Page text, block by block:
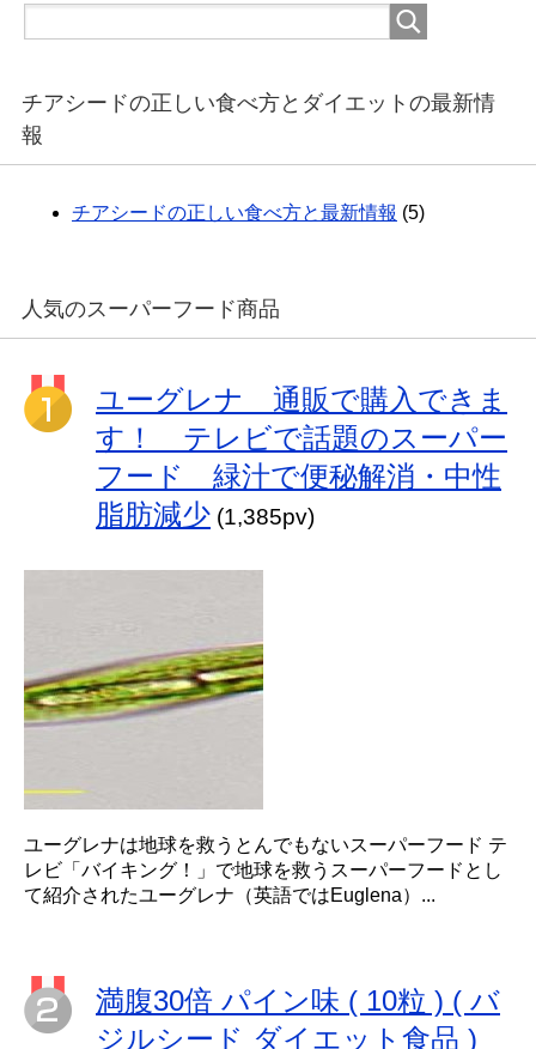
チアシードの正しい食べ方とダイエットの最新情
報
チアシードの正しい食べ方と最新情報 (5)
人気のスーパーフード商品
ユーグレナ 通販で購入できま
す！ テレビで話題のスーパー
フード 緑汁で便秘解消・中性
脂肪減少 (1,385pv)
ユーグレナは地球を救うとんでもないスーパーフード テ
レビ「バイキング！」で地球を救うスーパーフードとし
て紹介されたユーグレナ（英語ではEuglena）...
満腹30倍 パイン味 ( 10粒 ) ( バ
ジルシード ダイエット食品 )